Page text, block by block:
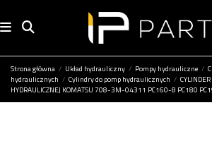
Strona główna Układ hydrauliczny Pompy hydrauliczne
hydraulicznych
Cylindry do pomp hydraulicznych
HYDRAULICZNEJ KOMATSU 708-3M-04311 PC160-8 PC180